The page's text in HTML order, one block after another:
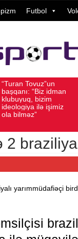
Futbol
Vüqar
Avqust 05, 2026
2